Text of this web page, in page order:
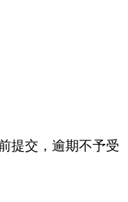
提交，逾期不予受